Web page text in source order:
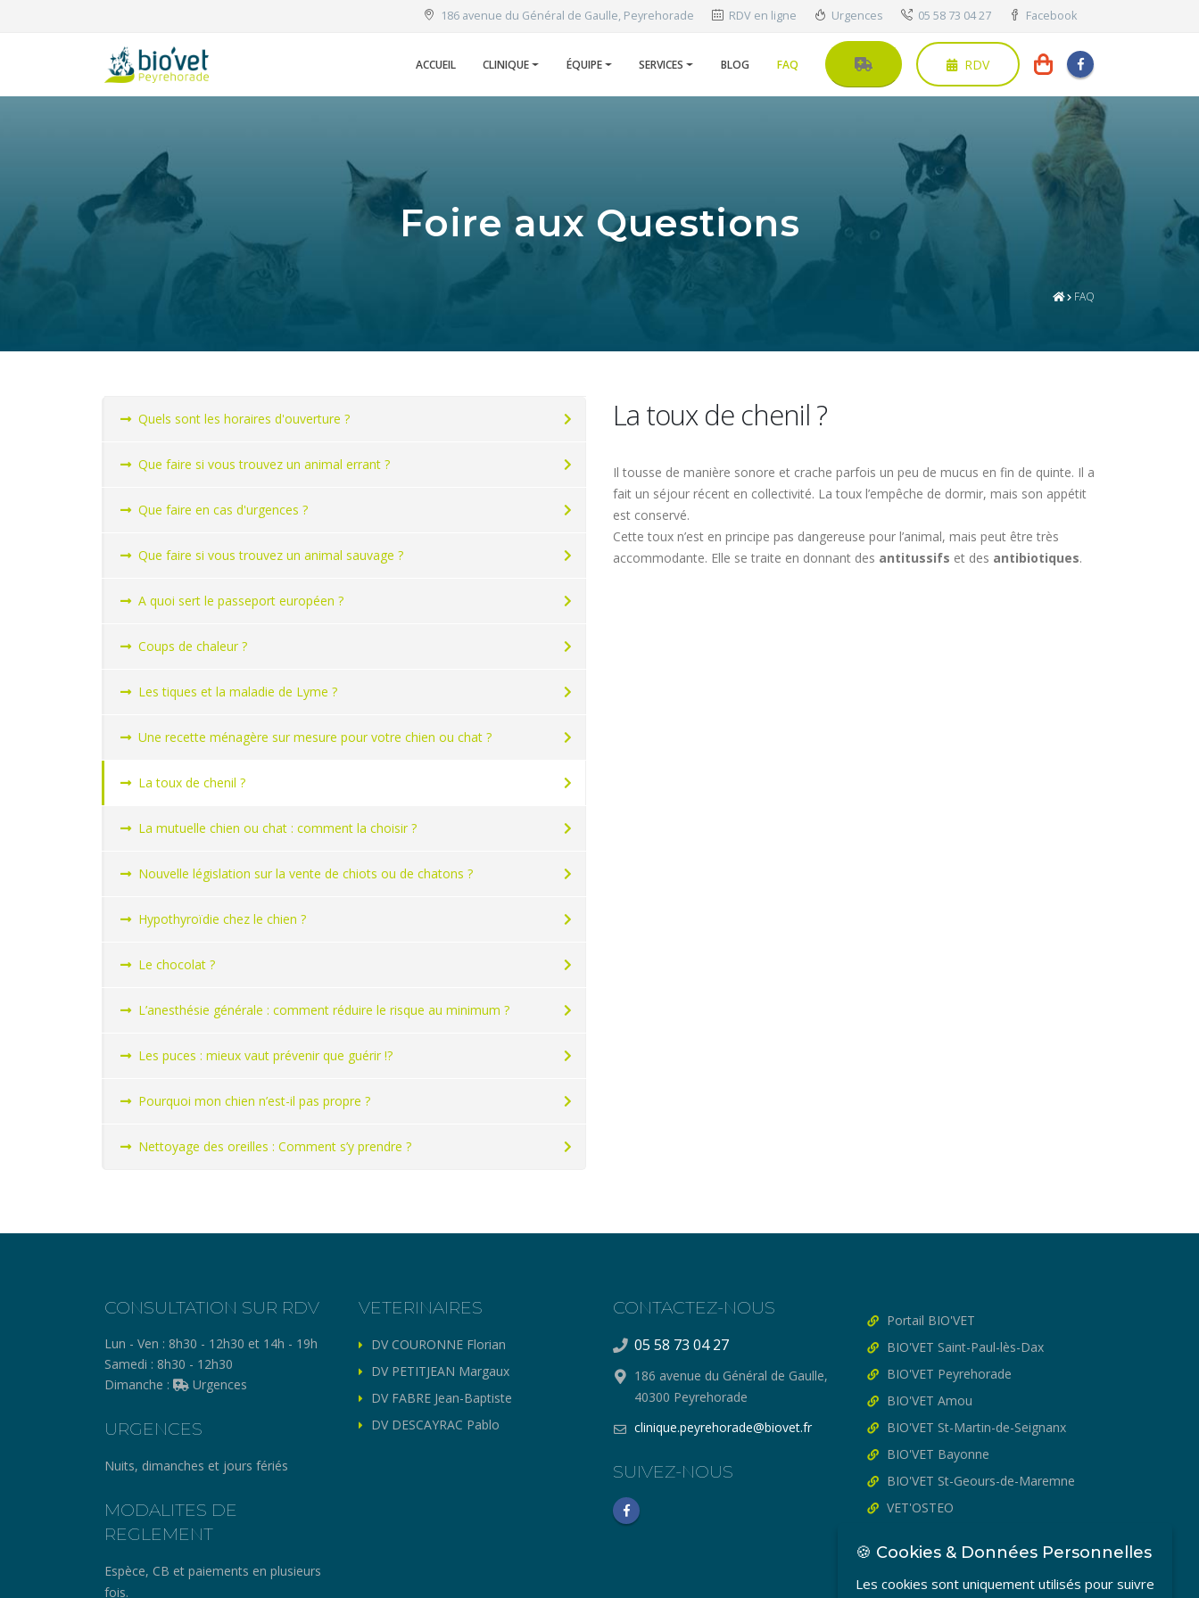
186 avenue du Général de Gaulle, Peyrehorade RDV en ligne Urgences 05 58 73 04 27 Facebook
ACCUEIL CLINIQUE ÉQUIPE SERVICES BLOG FAQ RDV
Foire aux Questions
FAQ
Quels sont les horaires d'ouverture ?
Que faire si vous trouvez un animal errant ?
Que faire en cas d'urgences ?
Que faire si vous trouvez un animal sauvage ?
A quoi sert le passeport européen ?
Coups de chaleur ?
Les tiques et la maladie de Lyme ?
Une recette ménagère sur mesure pour votre chien ou chat ?
La toux de chenil ?
La mutuelle chien ou chat : comment la choisir ?
Nouvelle législation sur la vente de chiots ou de chatons ?
Hypothyroïdie chez le chien ?
Le chocolat ?
L’anesthésie générale : comment réduire le risque au minimum ?
Les puces : mieux vaut prévenir que guérir !?
Pourquoi mon chien n’est-il pas propre ?
Nettoyage des oreilles : Comment s’y prendre ?
La toux de chenil ?
Il tousse de manière sonore et crache parfois un peu de mucus en fin de quinte. Il a
fait un séjour récent en collectivité. La toux l’empêche de dormir, mais son appétit
est conservé.
Cette toux n’est en principe pas dangereuse pour l’animal, mais peut être très
accommodante. Elle se traite en donnant des antitussifs et des antibiotiques.
CONSULTATION SUR RDV
Lun - Ven : 8h30 - 12h30 et 14h - 19h
Samedi : 8h30 - 12h30
Dimanche :
Urgences
URGENCES
Nuits, dimanches et jours fériés
MODALITES DE
REGLEMENT
Espèce, CB et paiements en plusieurs
fois.
VETERINAIRES
DV COURONNE Florian
DV PETITJEAN Margaux
DV FABRE Jean-Baptiste
DV DESCAYRAC Pablo
CONTACTEZ-NOUS
05 58 73 04 27
186 avenue du Général de Gaulle,
40300 Peyrehorade
clinique.peyrehorade@biovet.fr
SUIVEZ-NOUS
Portail BIO'VET
BIO'VET Saint-Paul-lès-Dax
BIO'VET Peyrehorade
BIO'VET Amou
BIO'VET St-Martin-de-Seignanx
BIO'VET Bayonne
BIO'VET St-Geours-de-Maremne
VET'OSTEO
🍪 Cookies & Données Personnelles
Les cookies sont uniquement utilisés pour suivre